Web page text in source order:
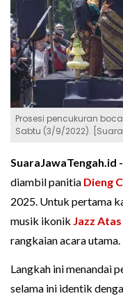
Prosesi pencukuran
Sabtu (3/9/2022).
SuaraJawaTengah.id -
diambil panitia Dieng
2025. Untuk pertama
musik ikonik Jazz
rangkaian acara utama.
Langkah ini menandai
selama ini identik